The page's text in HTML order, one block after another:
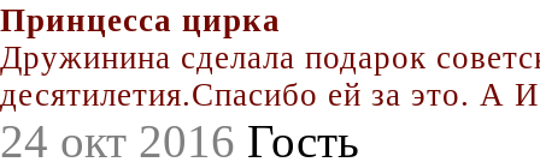
Принцесса цирка
Дружинина сделала подарок
десятилетия.Спасибо ей за это. А
24 окт 2016 Гость